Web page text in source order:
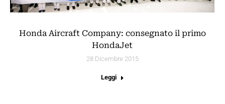
Honda Aircraft Company: consegnato il primo
HondaJet
28 Dicembre 2015
Leggi